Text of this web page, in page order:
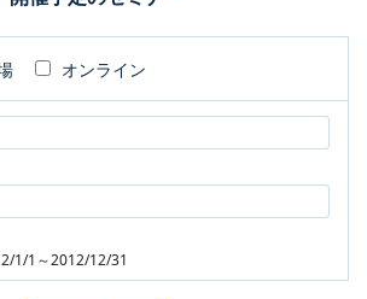
オンライン
1/1～2012/12/31